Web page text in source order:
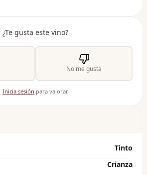
¿Te gusta este vino?
No me gusta
Inicia sesión para valorar
Tinto
Crianza